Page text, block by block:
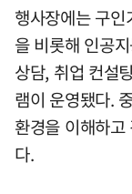
행사장에는 구
을 비롯해 인공
상담, 취업 컨설
램이 운영됐다.
환경을 이해하
다.